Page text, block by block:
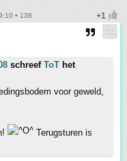
• 138
schreef ToT het
voor geweld,
Terugsturen is